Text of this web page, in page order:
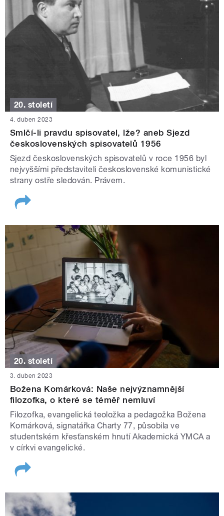
20. století
4. duben 2023
Smlčí-li pravdu spisovatel, lže? aneb Sjezd
československých spisovatelů 1956
Sjezd československých spisovatelů v roce 1956 byl
nejvyššími představiteli československé komunistické
strany ostře sledován. Právem.
20. století
3. duben 2023
Božena Komárková: Naše nejvýznamnější
filozofka, o které se téměř nemluví
Filozofka, evangelická teoložka a pedagožka Božena
Komárková, signatářka Charty 77, působila ve
studentském křesťanském hnutí Akademická YMCA a
v církvi evangelické.